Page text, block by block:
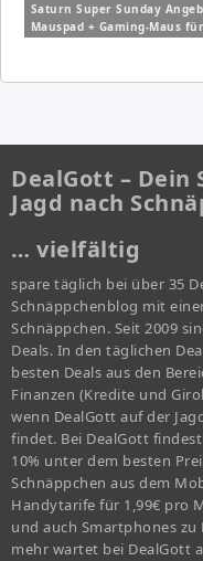
Saturn Super Sunday
Mauspad + Gaming-Maus
DealGott – Dein
Jagd nach
… vielfältig
spare täglich bei über 35
Schnäppchenblog mit
Schnäppchen. Seit 2009
Deals. In den täglichen
besten Deals aus den
Finanzen (Kredite und
wenn DealGott auf der
findet. Bei DealGott
10% unter dem besten
Schnäppchen aus dem
Handytarife für 1,99€ pro
und auch Smartphones zu
mehr wartet bei DealGott